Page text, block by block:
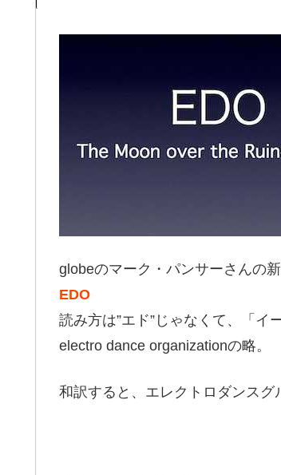
globeのマーク・パンサーさんの
EDO
読み方は”エド”じゃなくて、「イ
electro dance organizationの略。
和訳すると、エレクトロダンスグ